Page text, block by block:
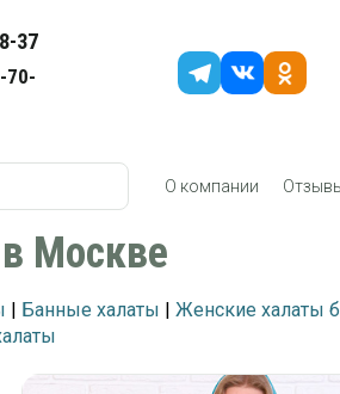
37
70-
О компании
Москве
| Банные халаты | Женские халаты